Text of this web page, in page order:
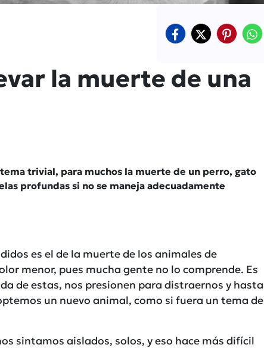
la muerte de una
trivial, para muchos la muerte de un perro, gato
profundas si no se maneja adecuadamente
es el de la muerte de los animales de
menor, pues mucha gente no lo comprende. Es
de estas, nos presionen para distraernos y hasta
un nuevo animal, como si fuera un tema de
sintamos aislados, solos, y eso hace más difícil